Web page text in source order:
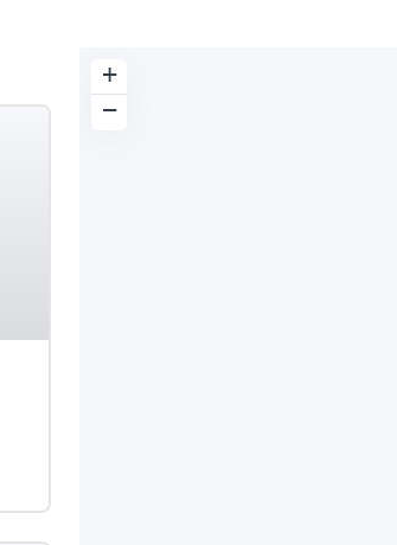
+
−